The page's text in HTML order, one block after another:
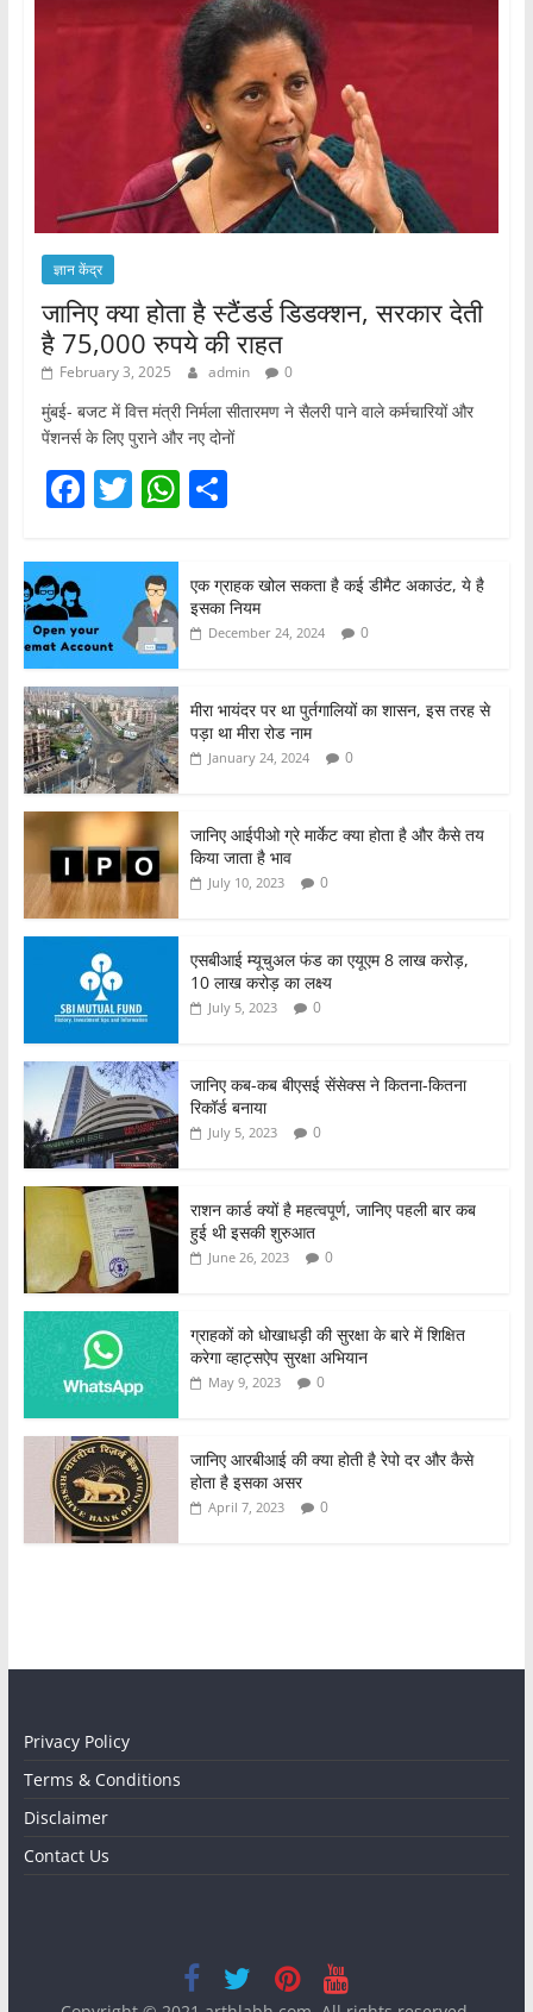
ज्ञान केंद्र
जानिए क्या होता है स्टैंडर्ड डिडक्शन, सरकार देती
है 75,000 रुपये की राहत
February 3, 2025 admin 0
मुंबई- बजट में वित्त मंत्री निर्मला सीतारमण ने सैलरी पाने वाले कर्मचारियों और
पेंशनर्स के लिए पुराने और नए दोनों
F
c
e
b
o
o
k
T
itt
er
W
s
A
p
S
e
एक ग्राहक खोल सकता है कई डीमैट अकाउंट, ये है
इसका नियम
December 24, 2024 0
मीरा भायंदर पर था पुर्तगालियों का शासन, इस तरह से
पड़ा था मीरा रोड नाम
January 24, 2024 0
जानिए आईपीओ ग्रे मार्केट क्या होता है और कैसे तय
किया जाता है भाव
July 10, 2023 0
एसबीआई म्यूचुअल फंड का एयूएम 8 लाख करोड़,
10 लाख करोड़ का लक्ष्य
July 5, 2023 0
जानिए कब-कब बीएसई सेंसेक्स ने कितना-कितना
रिकॉर्ड बनाया
July 5, 2023 0
राशन कार्ड क्यों है महत्वपूर्ण, जानिए पहली बार कब
हुई थी इसकी शुरुआत
June 26, 2023 0
ग्राहकों को धोखाधड़ी की सुरक्षा के बारे में शिक्षित
करेगा व्हाट्सऐप सुरक्षा अभियान
May 9, 2023 0
जानिए आरबीआई की क्या होती है रेपो दर और कैसे
होता है इसका असर
April 7, 2023 0
Privacy Policy
Terms & Conditions
Disclaimer
Contact Us